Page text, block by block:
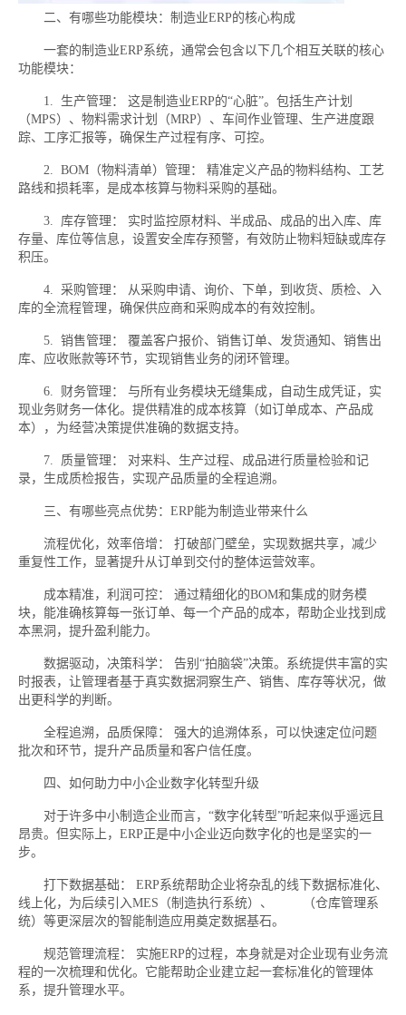
二、有哪些功能模块：制造业ERP的核心构成
一套的制造业ERP系统，通常会包含以下几个相互关联的核心
功能模块：
1. 生产管理： 这是制造业ERP的“心脏”。包括生产计划
（MPS）、物料需求计划（MRP）、车间作业管理、生产进度跟
踪、工序汇报等，确保生产过程有序、可控。
2. BOM（物料清单）管理： 精准定义产品的物料结构、工艺
路线和损耗率，是成本核算与物料采购的基础。
3. 库存管理： 实时监控原材料、半成品、成品的出入库、库
存量、库位等信息，设置安全库存预警，有效防止物料短缺或库存
积压。
4. 采购管理： 从采购申请、询价、下单，到收货、质检、入
库的全流程管理，确保供应商和采购成本的有效控制。
5. 销售管理： 覆盖客户报价、销售订单、发货通知、销售出
库、应收账款等环节，实现销售业务的闭环管理。
6. 财务管理： 与所有业务模块无缝集成，自动生成凭证，实
现业务财务一体化。提供精准的成本核算（如订单成本、产品成
本），为经营决策提供准确的数据支持。
7. 质量管理： 对来料、生产过程、成品进行质量检验和记
录，生成质检报告，实现产品质量的全程追溯。
三、有哪些亮点优势：ERP能为制造业带来什么
流程优化，效率倍增： 打破部门壁垒，实现数据共享，减少
重复性工作，显著提升从订单到交付的整体运营效率。
成本精准，利润可控： 通过精细化的BOM和集成的财务模
块，能准确核算每一张订单、每一个产品的成本，帮助企业找到成
本黑洞，提升盈利能力。
数据驱动，决策科学： 告别“拍脑袋”决策。系统提供丰富的实
时报表，让管理者基于真实数据洞察生产、销售、库存等状况，做
出更科学的判断。
全程追溯，品质保障： 强大的追溯体系，可以快速定位问题
批次和环节，提升产品质量和客户信任度。
四、如何助力中小企业数字化转型升级
对于许多中小制造企业而言，“数字化转型”听起来似乎遥远且
昂贵。但实际上，ERP正是中小企业迈向数字化的也是坚实的一
步。
打下数据基础： ERP系统帮助企业将杂乱的线下数据标准化、
线上化，为后续引入MES（制造执行系统）、
（仓库管理系
统）等更深层次的智能制造应用奠定数据基石。
规范管理流程： 实施ERP的过程，本身就是对企业现有业务流
程的一次梳理和优化。它能帮助企业建立起一套标准化的管理体
系，提升管理水平。